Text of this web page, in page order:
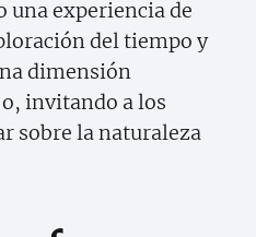
una experiencia de
del tiempo y
dimensión
invitando a los
sobre la naturaleza